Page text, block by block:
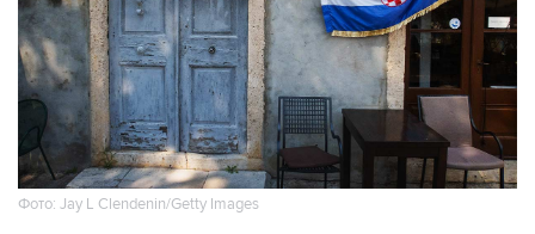
Фото: Jay L Clendenin/Getty Images